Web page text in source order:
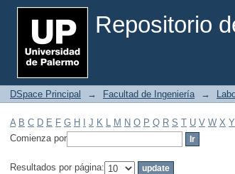
Repositorio
Filtrar por: Materia
DSpace Principal → Facultad de Ingeniería →
A B C D E F G H J K L M N O P Q R S T U V W X Y
Comienza por
Resultados por página: